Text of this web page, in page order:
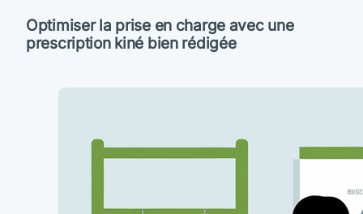
Optimiser la prise en charge avec une
prescription kiné bien rédigée